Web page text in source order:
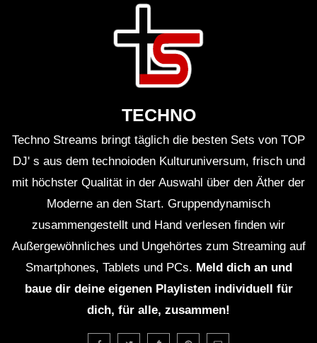
TECHNO
Techno Streams bringt täglich die besten Sets von TOP
DJ' s aus dem technoioden Kulturuniversum, frisch und
mit höchster Qualität in der Auswahl über den Äther der
Moderne an den Start. Gruppendynamisch
zusammengestellt und Hand verlesen finden wir
Außergewöhnliches und Ungehörtes zum Streaming auf
Smartphones, Tablets und PCs. Meld dich an und
baue dir deine eigenen Playlisten individuell für
dich, für alle, zusammen!